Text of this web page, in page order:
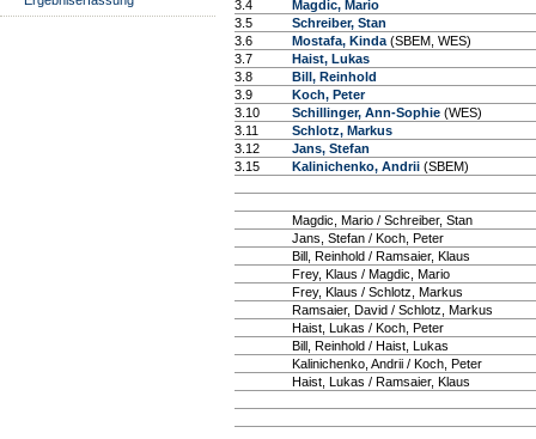
3.4
Magdic, Mario
3.5
Schreiber, Stan
3.6
Mostafa, Kinda (SBEM, WES)
3.7
Haist, Lukas
3.8
Bill, Reinhold
3.9
Koch, Peter
3.10
Schillinger, Ann-Sophie (WES)
3.11
Schlotz, Markus
3.12
Jans, Stefan
3.15
Kalinichenko, Andrii (SBEM)
Magdic, Mario / Schreiber, Stan
Jans, Stefan / Koch, Peter
Bill, Reinhold / Ramsaier, Klaus
Frey, Klaus / Magdic, Mario
Frey, Klaus / Schlotz, Markus
Ramsaier, David / Schlotz, Markus
Haist, Lukas / Koch, Peter
Bill, Reinhold / Haist, Lukas
Kalinichenko, Andrii / Koch, Peter
Haist, Lukas / Ramsaier, Klaus